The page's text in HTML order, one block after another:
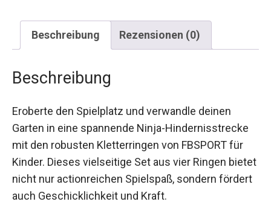
Beschreibung Rezensionen (0)
Beschreibung
Eroberte den Spielplatz und verwandle deinen
Garten in eine spannende Ninja-Hindernisstrecke
mit den robusten Kletterringen von FBSPORT für
Kinder. Dieses vielseitige Set aus vier Ringen
bietet nicht nur actionreichen Spielspaß, sondern
fördert auch Geschicklichkeit und Kraft.